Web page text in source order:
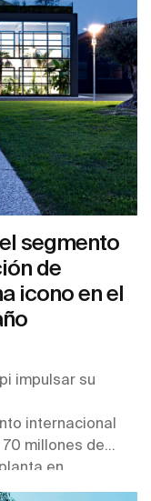
segmento
de
icono en el
impulsar su
internacional
millones de
en
Phoenix.